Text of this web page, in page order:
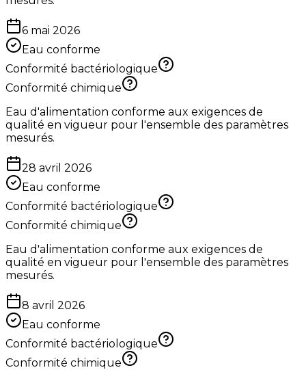
6 mai 2026
Eau conforme
Conformité bactériologique
Conformité chimique
Eau d'alimentation conforme aux exigences de
qualité en vigueur pour l'ensemble des paramètres
mesurés.
28 avril 2026
Eau conforme
Conformité bactériologique
Conformité chimique
Eau d'alimentation conforme aux exigences de
qualité en vigueur pour l'ensemble des paramètres
mesurés.
8 avril 2026
Eau conforme
Conformité bactériologique
Conformité chimique